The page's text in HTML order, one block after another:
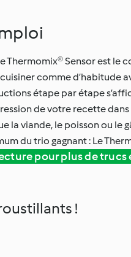
Thermomix® Sensor est le
comme d’habitude
étape par étape
de votre recette
la viande, le poisson ou le
du trio gagnant : Le
pour plus de trucs
!